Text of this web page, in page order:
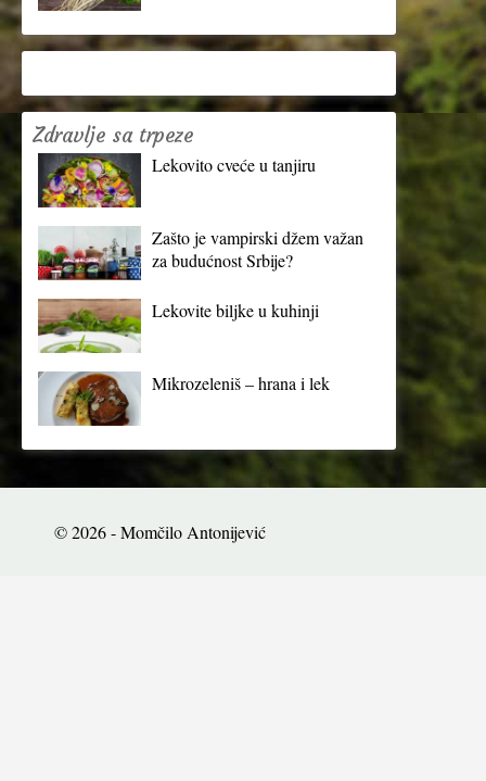
Zdravlje sa trpeze
Lekovito cveće u tanjiru
Zašto je vampirski džem važan
za budućnost Srbije?
Lekovite biljke u kuhinji
Mikrozeleniš – hrana i lek
© 2026 - Momčilo Antonijević